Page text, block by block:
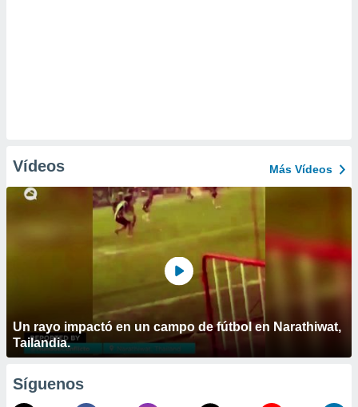
Vídeos Más Vídeos
Un rayo impactó en un campo de fútbol en Narathiwat,
Tailandia.
Síguenos